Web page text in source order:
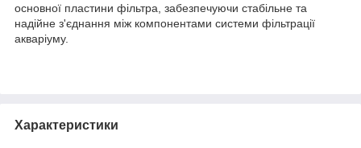
основної пластини фільтра, забезпечуючи стабільне та
надійне з'єднання між компонентами системи фільтрації
акваріуму.
Характеристики